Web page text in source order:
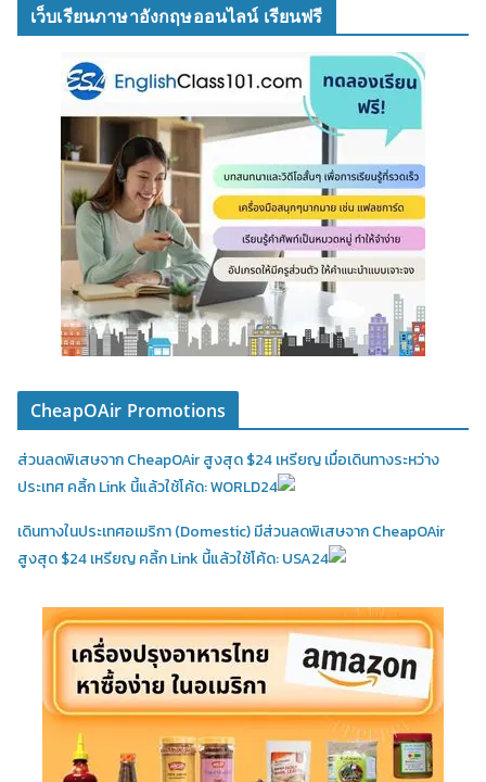
เว็บเรียนภาษาอังกฤษออนไลน์ เรียนฟรี
CheapOAir Promotions
ส่วนลดพิเสษจาก CheapOAir สูงสุด $24 เหรียญ เมื่อเดินทางระหว่าง
ประเทศ คลิ้ก Link นี้แล้วใช้โค้ด: WORLD24
เดินทางในประเทศอเมริกา (Domestic)มีส่วนลดพิเสษจาก CheapOAir
สูงสุด $24 เหรียญ คลิ้ก Link นี้แล้วใช้โค้ด: USA24